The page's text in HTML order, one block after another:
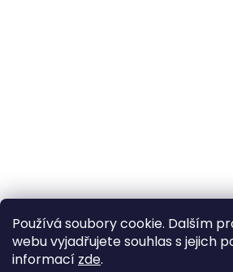
Používá soubory cookie. Dalším
webu vyjadřujete souhlas s jejich
informací zde.